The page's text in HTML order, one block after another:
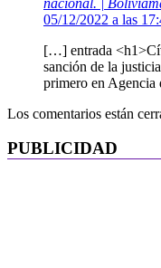
05/12/2022 a las
[…] entrada
sanción de la
primero en
Los comentarios están
PUBLICIDAD